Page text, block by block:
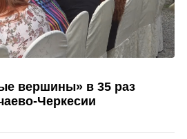
вершины» в 35 раз
Черкесии